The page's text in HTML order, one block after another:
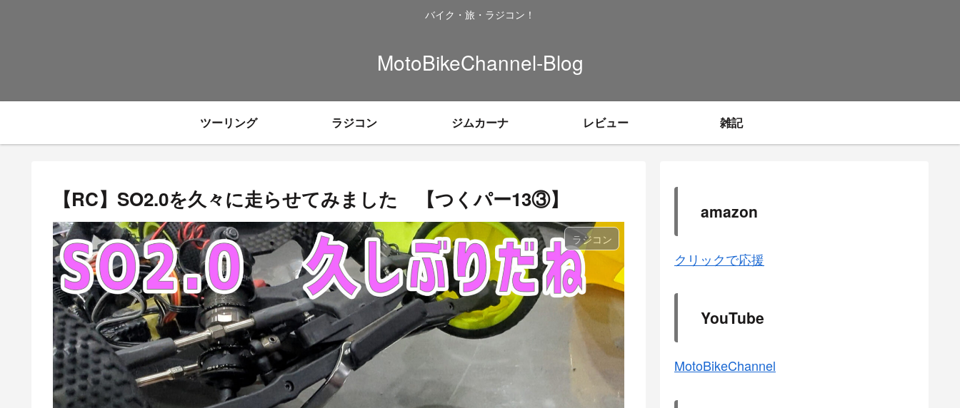
バイク・旅・ラジコン！
MotoBikeChannel-Blog
ツーリング ラジコン ジムカーナ レビュー 雑記
【RC】SO2.0を久々に走らせてみました 【つくパー13③】
ラジコン
amazon
クリックで応援
YouTube
MotoBikeChannel